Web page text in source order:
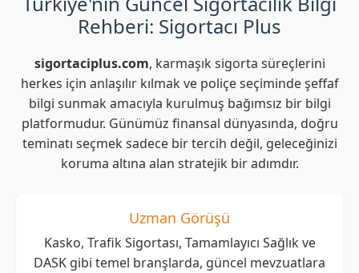
Rehberi: Sigortacı Plus
sigortaciplus.com, karmaşık sigorta süreçlerini
herkes için anlaşılır kılmak ve poliçe seçiminde şeffaf
bilgi sunmak amacıyla kurulmuş bağımsız bir bilgi
platformudur. Günümüz finansal dünyasında, doğru
teminatı seçmek sadece bir tercih değil, geleceğinizi
koruma altına alan stratejik bir adımdır.
Uzman Görüşü
Kasko, Trafik Sigortası, Tamamlayıcı Sağlık ve
DASK gibi temel branşlarda, güncel mevzuatlara